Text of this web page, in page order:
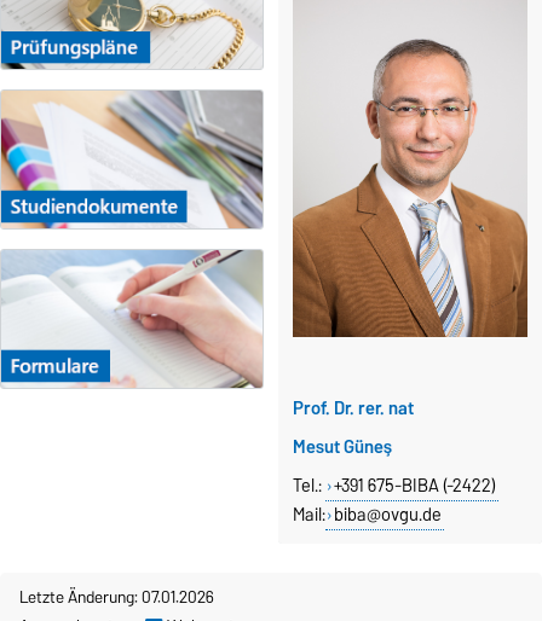
Prof. Dr. rer. nat
Mesut Güneş
Tel.: +391 675-BIBA (-2422)
Mail: biba@ovgu.de
Letzte Änderung: 07.01.2026